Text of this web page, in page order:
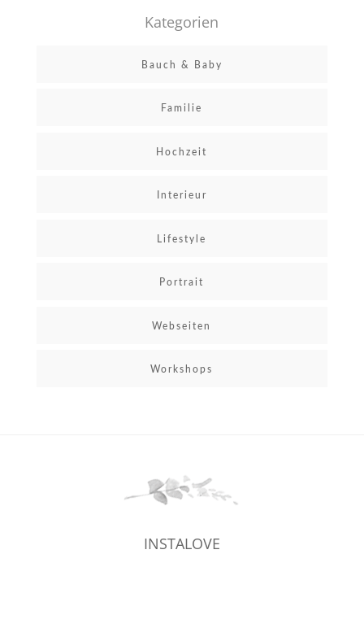
Kategorien
Bauch & Baby
Familie
Hochzeit
Interieur
Lifestyle
Portrait
Webseiten
Workshops
INSTALOVE